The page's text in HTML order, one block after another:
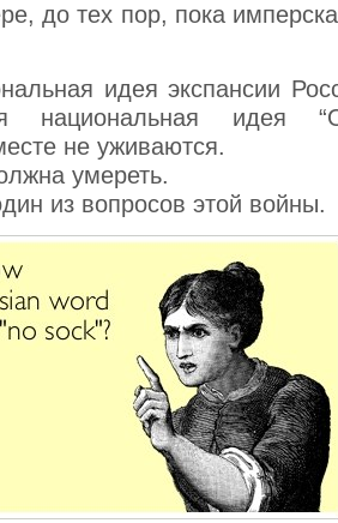
до тех пор, пока
идея экспансии
национальная идея
не уживаются.
умереть.
из вопросов этой войны.